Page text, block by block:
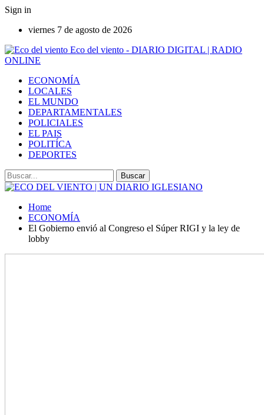
Sign in
viernes 7 de agosto de 2026
Eco del viento - DIARIO DIGITAL | RADIO
ONLINE
ECONOMÍA
LOCALES
EL MUNDO
DEPARTAMENTALES
POLICIALES
EL PAIS
POLITÍCA
DEPORTES
Home
ECONOMÍA
El Gobierno envió al Congreso el Súper RIGI y la ley de
lobby